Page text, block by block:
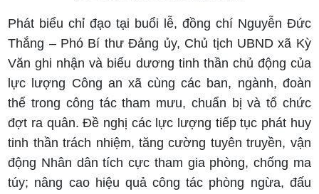
Phát biểu chỉ đạo tại buổi lễ, đồng chí Nguyễn Đức
Thắng – Phó Bí thư Đảng ủy, Chủ tịch UBND xã Kỳ
Văn ghi nhận và biểu dương tinh thần chủ động của
lực lượng Công an xã cùng các ban, ngành, đoàn
thể trong công tác tham mưu, chuẩn bị và tổ chức
đợt ra quân. Đề nghị các lực lượng tiếp tục phát huy
tinh thần trách nhiệm, tăng cường tuyên truyền, vận
động Nhân dân tích cực tham gia phòng, chống ma
túy; nâng cao hiệu quả công tác phòng ngừa, đấu